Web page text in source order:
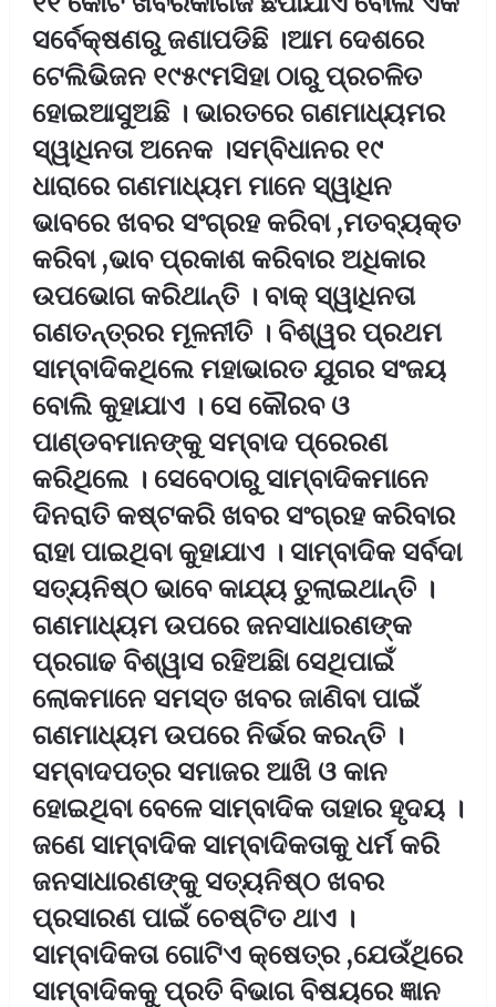
ସର୍ବେକ୍ଷଣରୁ ଜଣାପଡିଛି ।ଆମ ଦେଶରେ
ଟେଲିଭିଜନ ୧୯୫୯ମସିହା ଠାରୁ ପ୍ରଚଳିତ
ହୋଇଆସୁଅଛି । ଭାରତରେ ଗଣମାଧ୍ୟମର
ସ୍ୱାଧିନତା ଅନେକ ।ସମ୍ବିଧାନର ୧୯
ଧାରାରେ ଗଣମାଧ୍ୟମ ମାନେ ସ୍ୱାଧିନ
ଭାବରେ ଖବର ସଂଗ୍ରହ କରିବା ,ମତବ୍ୟକ୍ତ
କରିବା ,ଭାବ ପ୍ରକାଶ କରିବାର ଅଧିକାର
ଉପଭୋଗ କରିଥାନ୍ତି । ବାକ୍ ସ୍ୱାଧିନତା
ଗଣତନ୍ତ୍ରର ମୂଳନୀତି । ବିଶ୍ୱର ପ୍ରଥମ
ସାମ୍ବାଦିକଥିଲେ ମହାଭାରତ ଯୁଗର ସଂଜୟ
ବୋଲି କୁହାଯାଏ । ସେ କୌରବ ଓ
ପାଣ୍ଡବମାନଙ୍କୁ ସମ୍ବାଦ ପ୍ରେରଣ
କରିଥିଲେ । ସେବେଠାରୁ ସାମ୍ବାଦିକମାନେ
ଦିନରାତି କଷ୍ଟକରି ଖବର ସଂଗ୍ରହ କରିବାର
ରାହା ପାଇଥିବା କୁହାଯାଏ । ସାମ୍ବାଦିକ ସର୍ବଦା
ସତ୍ୟନିଷ୍ଠ ଭାବେ କାଯ୍ୟ ତୁଲାଇଥାନ୍ତି ।
ଗଣମାଧ୍ୟମ ଉପରେ ଜନସାଧାରଣଙ୍କ
ପ୍ରଗାଢ ବିଶ୍ୱାସ ରହିଅଛିା ସେଥିପାଇଁ
ଲୋକମାନେ ସମସ୍ତ ଖବର ଜାଣିବା ପାଇଁ
ଗଣମାଧ୍ୟମ ଉପରେ ନିର୍ଭର କରନ୍ତି ।
ସମ୍ବାଦପତ୍ର ସମାଜର ଆଖି ଓ କାନ
ହୋଇଥିବା ବେଳେ ସାମ୍ବାଦିକ ତାହାର ହୃଦୟ ।
ଜଣେ ସାମ୍ବାଦିକ ସାମ୍ବାଦିକତାକୁ ଧର୍ମ କରି
ଜନସାଧାରଣଙ୍କୁ ସତ୍ୟନିଷ୍ଠ ଖବର
ପ୍ରସାରଣ ପାଇଁ ଚେଷ୍ଟିତ ଥାଏ ।
ସାମ୍ବାଦିକତା ଗୋଟିଏ କ୍ଷେତ୍ର ,ଯେଉଁଥିରେ
ସାମ୍ବାଦିକକୁ ପ୍ରତି ବିଭାଗ ବିଷୟରେ ଜ୍ଞାନ